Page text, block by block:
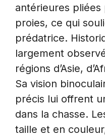
antérieures pliées
proies, ce qui
prédatrice.
largement
régions d’Asie,
Sa vision
précis lui offrent
dans la chasse.
taille et en